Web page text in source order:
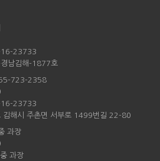
16-23733
남김해-1877호
723-2358
16-23733
해시 주촌면 서부로 1499번길 22-80
과장
과장